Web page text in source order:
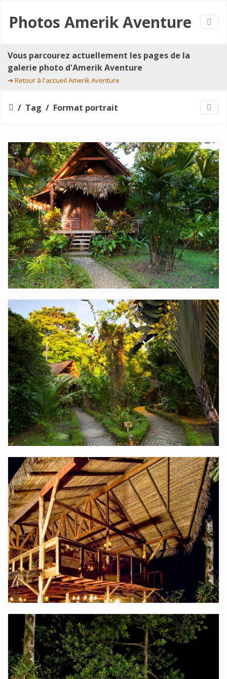
Photos Amerik Aventure
Vous parcourez actuellement les pages de la
galerie photo d'Amerik Aventure
➔ Retour à l'accueil Amerik Aventure
Tag Format portrait